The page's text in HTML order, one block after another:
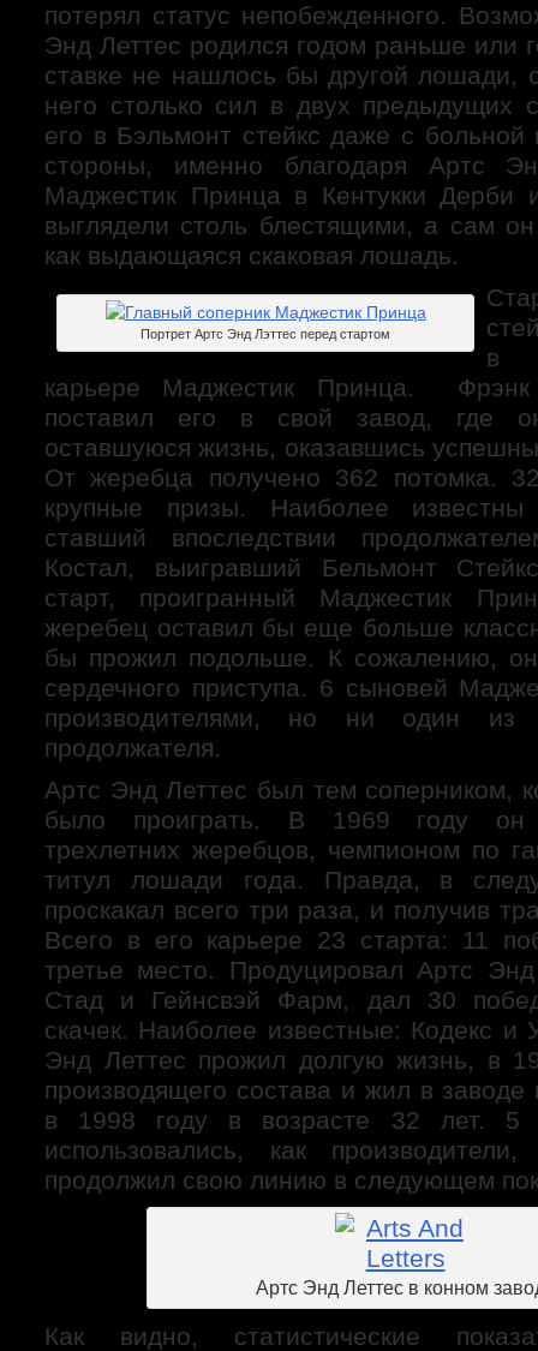
потерял статус непобежденного.
Энд Леттес родился годом раньше или
ставке не нашлось бы другой лошади,
него столько сил в двух предыдущих
его в Бэльмонт стейкс даже с больной
стороны, именно благодаря Артс
Маджестик Принца в Кентукки Дерби
выглядели столь блестящими, а сам
как выдающаяся скаковая лошадь.
Портрет Артс Энд Лэттес перед стартом
в
карьере Маджестик Принца.
поставил его в свой завод, где
оставшуюся жизнь, оказавшись
От жеребца получено 362 потомка.
крупные призы. Наиболее
ставший впоследствии
Костал, выигравший Бельмонт
старт, проигранный Маджестик
жеребец оставил бы еще больше
бы прожил подольше. К сожалению,
сердечного приступа. 6 сыновей
производителями, но ни один
продолжателя.
Артс Энд Леттес был тем соперником,
было проиграть. В 1969 году он
трехлетних жеребцов, чемпионом по
титул лошади года. Правда, в
проскакал всего три раза, и получив
Всего в его карьере 23 старта: 11
третье место. Продуцировал Артс
Стад и Гейнсвэй Фарм, дал 30
скачек. Наиболее известные: Кодекс и
Энд Леттес прожил долгую жизнь, в
производящего состава и жил в заводе
в 1998 году в возрасте 32 лет. 5
использовались, как
продолжил свою линию в следующем
Артс Энд Леттес в конном
Как видно, статистические